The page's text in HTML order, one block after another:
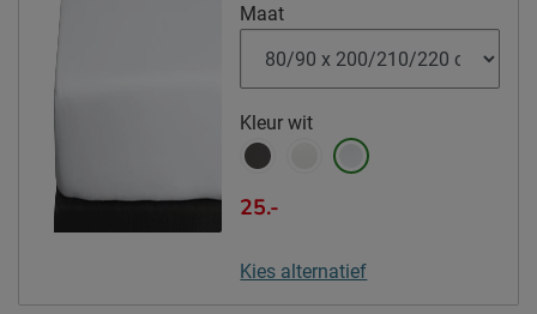
Locatie
Uden, Nederland
Emailadres
info@beddenreus.nl
Maat
Kleur wit
25.-
Kies alternatief